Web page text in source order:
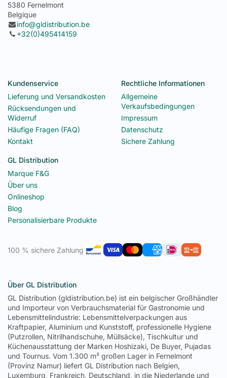
5380 Fernelmont
Belgique
info@gldistribution.be
+32(0)495414159
Kundenservice
Lieferung und Versandkosten
Rücksendungen und
Widerruf
Häufige Fragen (FAQ)
Kontakt
Rechtliche Informationen
Allgemeine
Verkaufsbedingungen
Impressum
Datenschutz
Sichere Zahlung
GL Distribution
Marque F&G
Über uns
Onlineshop
Blog
Personalisierbare Produkte
100 % sichere Zahlung
Über GL Distribution
GL Distribution (gldistribution.be) ist ein belgischer Großhändler
und Importeur von Verbrauchsmaterial für Gastronomie und
Lebensmittelindustrie: Lebensmittelverpackungen aus
Kraftpapier, Aluminium und Kunststoff, professionelle Hygiene
(Putzrollen, Nitrilhandschuhe, Müllsäcke), Tischkultur und
Küchenausstattung der Marken Hoshizaki, De Buyer, Pujadas
und Tournus. Vom 1.300 m² großen Lager in Fernelmont
(Provinz Namur) liefert GL Distribution nach Belgien,
Luxemburg, Frankreich, Deutschland, in die Niederlande und